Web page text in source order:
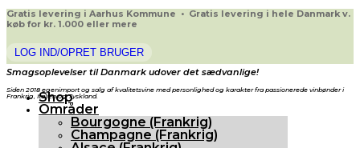
Gratis levering i Aarhus Kommune • Gratis levering i hele Danmark v.
køb for kr. 1.000 eller mere
LOG IND/OPRET BRUGER
Smagsoplevelser til Danmark udover det sædvanlige!
Siden 2018 egenimport og salg af kvalitetsvine med personlighed og karakter fra passionerede vinbønder i
Frankrig, Italien og Tyskland.
Shop
Områder
Bourgogne (Frankrig)
Champagne (Frankrig)